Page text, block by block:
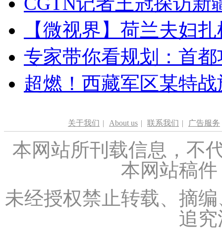
【微视界】荷兰夫妇
专家带你看规划：首
超燃！西藏军区某特
关于我们 | About us | 联系我们 | 广告服务
本网站所刊载信息，不
本网站稿
未经授权禁止转载、摘
追